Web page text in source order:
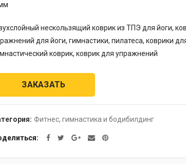
нескользящий коврик из ТПЭ для йоги,
для йоги, гимнастики, пилатеса, коврики
коврик, коврик для упражнений
ЗАКАЗАТЬ
Фитнес, гимнастика и бодибилдинг